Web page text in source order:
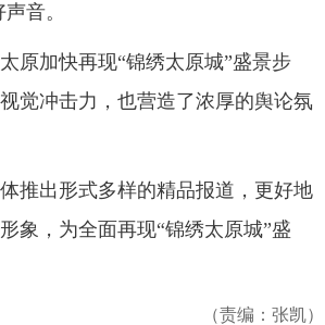
音。
加快再现“锦绣太原城”盛景步
觉冲击力，也营造了浓厚的舆论氛
出形式多样的精品报道，更好地
象，为全面再现“锦绣太原城”盛
（责编：张凯）